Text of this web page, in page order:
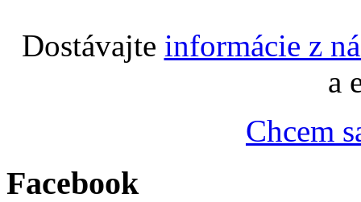
Dostávajte informácie z
a
Chcem
Facebook